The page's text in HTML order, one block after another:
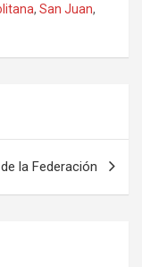
, San Juan,
la Federación